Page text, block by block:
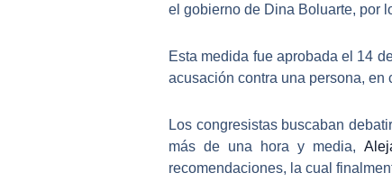
el gobierno de Dina Boluarte, por
Esta medida fue aprobada el 14
acusación contra una persona, en
Los congresistas buscaban
más de una hora y media,
recomendaciones, la cual